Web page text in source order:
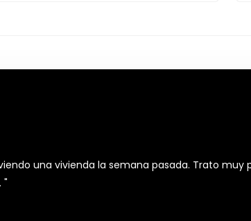
una vivienda la semana pasada. Trato muy
"